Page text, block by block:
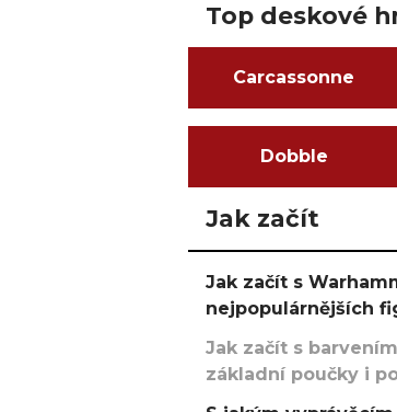
Top deskové
Carcassonne
Dobble
Jak začít
Jak začít s
nejpopulárnějších
Jak začít s
základní poučky i